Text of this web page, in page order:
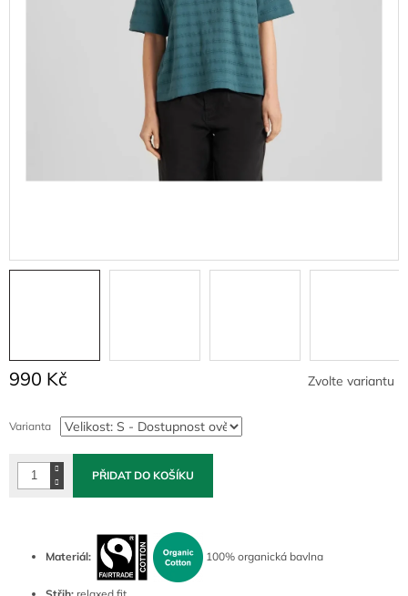
990 Kč
cena:
Zvolte variantu
Varianta
PŘIDAT DO KOŠÍKU
Materiál: 100% organická bavlna